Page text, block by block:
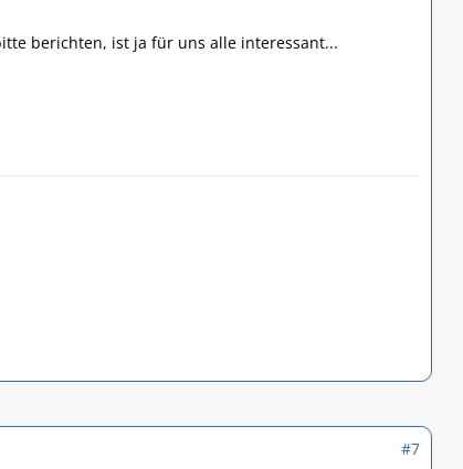
berichten, ist ja für uns alle interessant...
#7